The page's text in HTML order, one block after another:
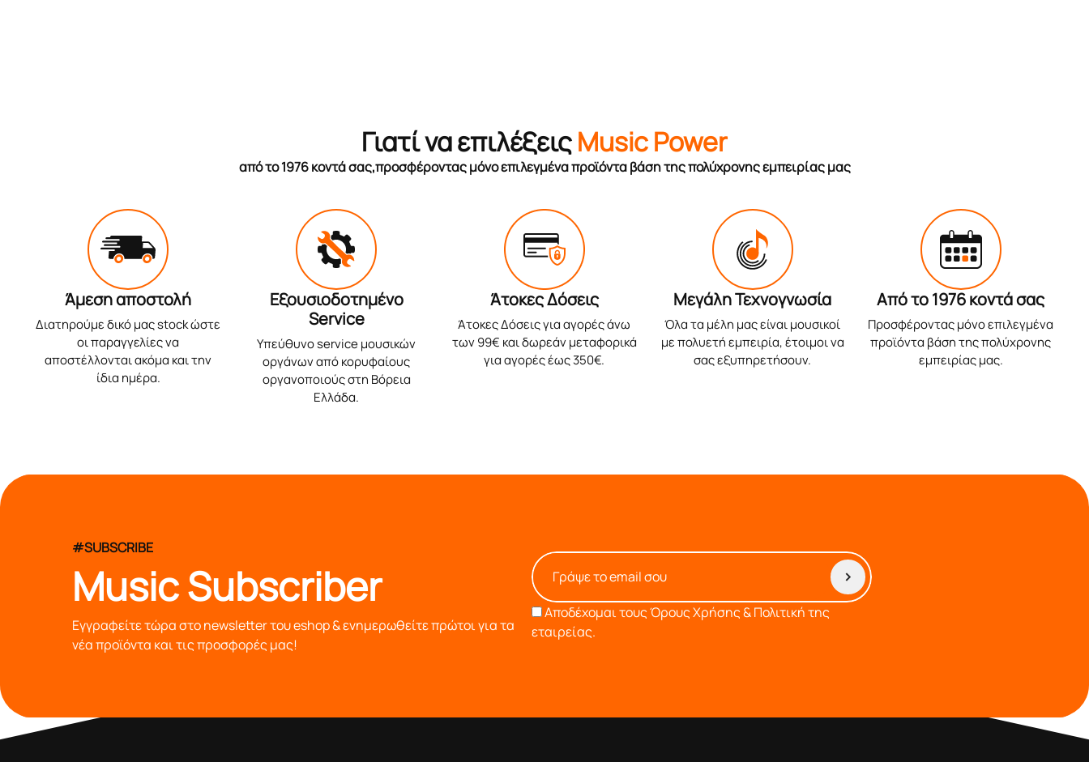
Γιατί να επιλέξειςMusic Power
από το 1976 κοντά σας,προσφέροντας μόνο επιλεγμένα προϊόντα βάση της πολύχρονης εμπειρίας μας
Άμεση αποστολή
Διατηρούμε δικό μας stock ώστε
οι παραγγελίες να
αποστέλλονται ακόμα και την
ίδια ημέρα.
Εξουσιοδοτημένο
Service
Υπεύθυνο service μουσικών
οργάνων από κορυφαίους
οργανοποιούς στη Βόρεια
Ελλάδα.
Άτοκες Δόσεις
Άτοκες Δόσεις για αγορές άνω
των 99€ και δωρεάν μεταφορικά
για αγορές έως 350€.
Μεγάλη Τεχνογνωσία
Όλα τα μέλη μας είναι μουσικοί
με πολυετή εμπειρία, έτοιμοι να
σας εξυπηρετήσουν.
Από το 1976 κοντά σας
Προσφέροντας μόνο επιλεγμένα
προϊόντα βάση της πολύχρονης
εμπειρίας μας.
#SUBSCRIBE
Music Subscriber
Εγγραφείτε τώρα στο newsletter του eshop & ενημερωθείτε πρώτοι για τα
νέα προϊόντα και τις προσφορές μας!
Αποδέχομαι τουςΌρους Χρήσης & Πολιτική της
εταιρείας.